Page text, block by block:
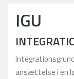
IGU
ansættelse i en